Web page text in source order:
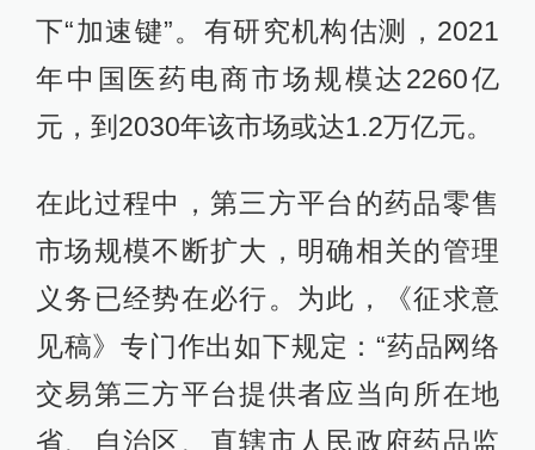
下“加速键”。有研究机构估测，2021
年中国医药电商市场规模达2260亿
元，到2030年该市场或达1.2万亿元。
在此过程中，第三方平台的药品零售
市场规模不断扩大，明确相关的管理
义务已经势在必行。为此，《征求意
见稿》专门作出如下规定：“药品网络
交易第三方平台提供者应当向所在地
省、自治区、直辖市人民政府药品监